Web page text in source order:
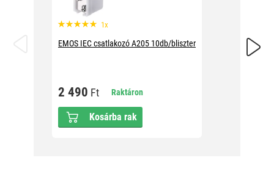
1x
EMOS IEC csatlakozó A205 10db/bliszter
2 490 Ft Raktáron
Kosárba rak